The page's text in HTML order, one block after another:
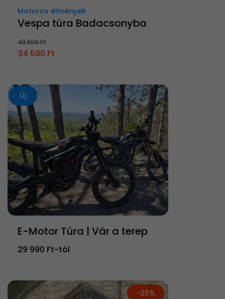
Motoros élmények
Vespa túra Badacsonyba
43 800 Ft
34 590 Ft
Új
E-Motor Túra | Vár a terep
29 990 Ft-tól
-25%